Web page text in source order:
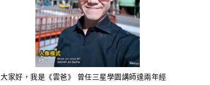
大家好，我是《雲爸》 曾任三星學園講師達兩年經